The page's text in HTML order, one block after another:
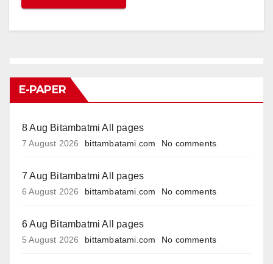
E-PAPER
8 Aug Bitambatmi All pages
7 August 2026 bittambatami.com No comments
7 Aug Bitambatmi All pages
6 August 2026 bittambatami.com No comments
6 Aug Bitambatmi All pages
5 August 2026 bittambatami.com No comments